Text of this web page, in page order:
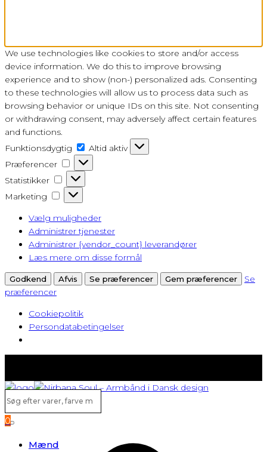
We use technologies like cookies to store and/or access
device information. We do this to improve browsing
experience and to show (non-) personalized ads. Consenting
to these technologies will allow us to process data such as
browsing behavior or unique IDs on this site. Not consenting
or withdrawing consent, may adversely affect certain features
and functions.
Funktionsdygtig
Funktionsdygtig
Altid aktiv
Præferencer
Præferencer
Statistikker Statistikker
Marketing Marketing
Vælg muligheder
Administrer tjenester
Administrer {vendor_count} leverandører
Læs mere om disse formål
Godkend Afvis Se præferencer Gem præferencer
Se
præferencer
Cookiepolitik
Persondatabetingelser
Søg
efter
varer,
Search
0
Mænd